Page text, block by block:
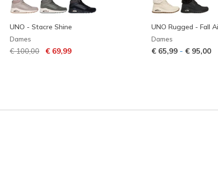
UNO - Stacre Shine
Dames
Prijs verlaagd van
€ 100,00 naar
€ 69,99
UNO Rugged - Fall
Dames
€ 65,99 - € 95,00